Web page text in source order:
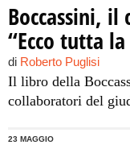
Boccassini, il
“Ecco tutta
di Roberto Puglisi
Il libro della
collaboratori del
23 MAGGIO